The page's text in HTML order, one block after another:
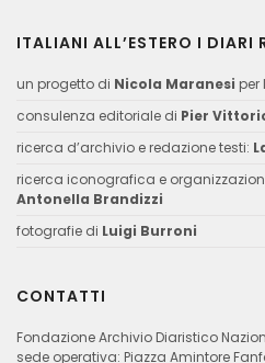
ITALIANI ALL’ESTERO I DIARI
un progetto di Nicola Maranesi per
consulenza editoriale di Pier
ricerca d’archivio e redazione testi:
ricerca iconografica e
Antonella Brandizzi
fotografie di Luigi Burroni
CONTATTI
Fondazione Archivio Diaristico
sede operativa: Piazza Amintore